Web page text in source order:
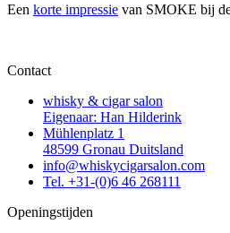
Een korte impressie van SMOKE bij
Contact
whisky & cigar salon
Eigenaar: Han Hilderink
Mühlenplatz 1
48599 Gronau Duitsland
info@whiskycigarsalon.com
Tel. +31-(0)6 46 268111
Openingstijden